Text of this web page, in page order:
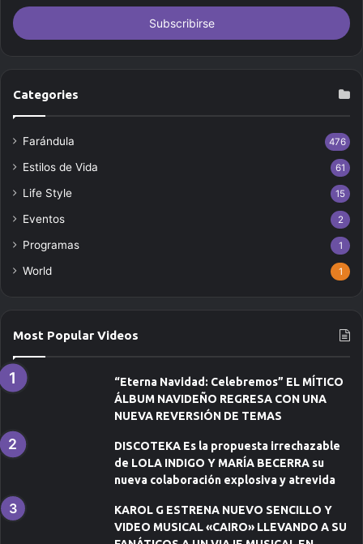
c
r
t
o
r
e
l
ó
i
c
Categories
Farándula 476
Estilos de Vida 61
Life Style 15
Eventos 2
Programas 1
World 1
Most Popular Videos
“Eterna Navidad: Celebremos” EL MÍTICO
ÁLBUM NAVIDEÑO REGRESA CON UNA
NUEVA REVERSIÓN DE TEMAS
DISCOTEKA Es la propuesta irrechazable
de LOLA INDIGO Y MARÍA BECERRA su
nueva colaboración explosiva y atrevida
KAROL G ESTRENA NUEVO SENCILLO Y
VIDEO MUSICAL «CAIRO» LLEVANDO A SU